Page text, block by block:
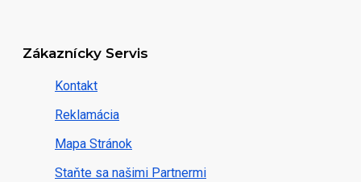
Zákaznícky Servis
Kontakt
Reklamácia
Mapa Stránok
Staňte sa našimi Partnermi